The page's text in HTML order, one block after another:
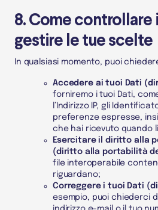
8. Come controllare
gestire le tue scelte
In qualsiasi momento, puoi
Accedere ai tuoi Dati
forniremo i tuoi Dati,
l’Indirizzo IP, gli
preferenze espresse,
che hai ricevuto quando
Esercitare il diritto alla
(diritto alla portabilità
file interoperabile
riguardano;
Correggere i tuoi Dati
esempio, puoi chiederci